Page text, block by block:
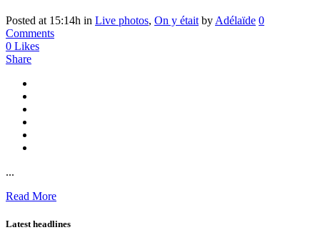
Posted at 15:14h in Live photos, On y était by Adélaïde 0
Comments
0 Likes
Share
...
Read More
Latest headlines